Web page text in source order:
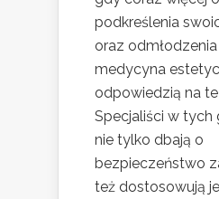
podkreślenia
oraz odmłodzenia
medycyna
odpowiedzią na
Specjaliści w tych
nie tylko dbają o
bezpieczeństwo
też dostosowują